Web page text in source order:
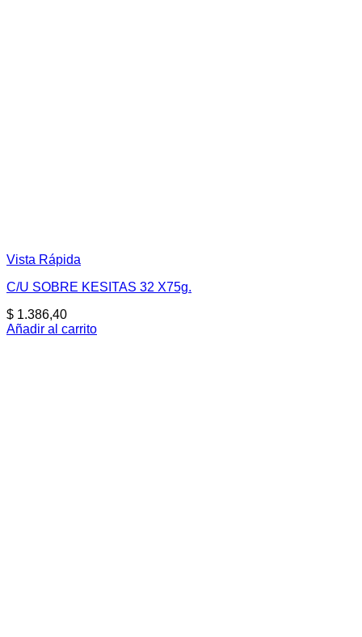
Vista Rápida
C/U SOBRE KESITAS 32 X75g.
$ 1.386,40
Añadir al carrito